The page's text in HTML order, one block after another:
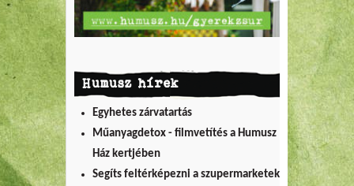
Humusz hírek
Egyhetes zárvatartás
Műanyagdetox - filmvetítés a Humusz
Ház kertjében
Segíts feltérképezni a szupermarketek